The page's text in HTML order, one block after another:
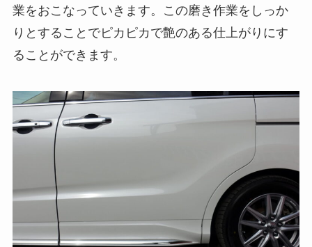
業をおこなっていきます。この磨き作業をしっか
りとすることでピカピカで艶のある仕上がりにす
ることができます。